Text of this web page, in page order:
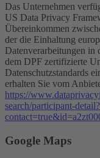
Das Unternehmen
US Data Privacy
Übereinkommen
der die Einhaltung
Datenverarbeitungen in
dem DPF zertifizierte
Datenschutzstandards
erhalten Sie vom
https://
search/participant-detail?
Google Maps